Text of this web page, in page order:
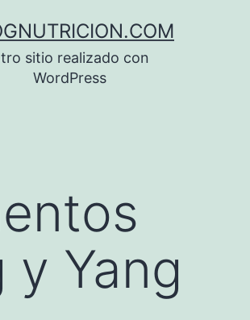
sitio realizado con
WordPress
y Yang